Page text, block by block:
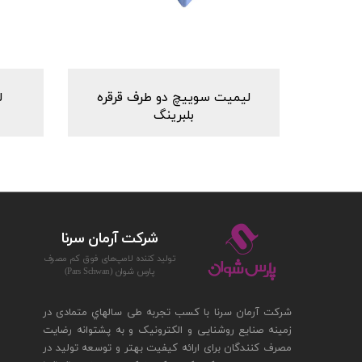
لیمیت سوییچ دو طرف قرقره
بلبرینگ
شرکت آرمان سرنا با کسب تجربه طی سالهاي متمادی در
زمینه صنایع روشنایی و الکترونیک و به پشتوانه رضایت
مصرف کنندگان برای ارائه کیفیت بهتر و توسعه تولید در
شركت آرمان سرنا
توليد كننده لامپ‌های فوق كم مصرف
پارس‌ شوان (Pars Schwan)